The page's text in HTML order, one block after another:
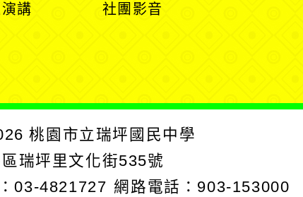
講
社團影音
桃園市立瑞坪國民中學
瑞坪里文化街535號
03-4821727 網路電話：903-153000